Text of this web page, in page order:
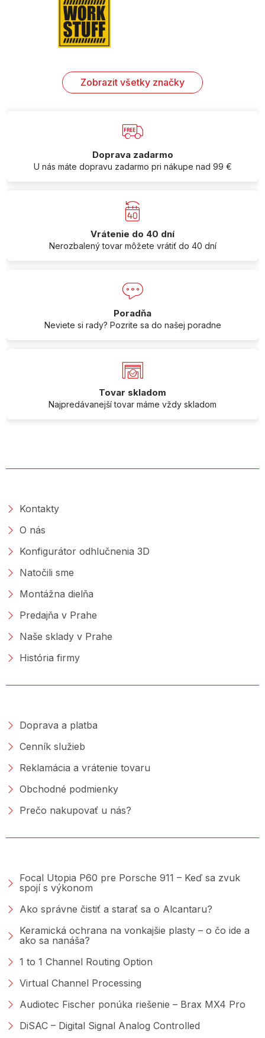
Zobrazit všetky značky
Doprava zadarmo
U nás máte dopravu zadarmo pri nákupe nad 99 €
Vrátenie do 40 dní
Nerozbalený tovar môžete vrátiť do 40 dní
Poradňa
Neviete si rady? Pozrite sa do našej poradne
Tovar skladom
Najpredávanejší tovar máme vždy skladom
Kontakty
O nás
Konfigurátor odhlučnenia 3D
Natočili sme
Montážna dielňa
Predajňa v Prahe
Naše sklady v Prahe
História firmy
Doprava a platba
Cenník služieb
Reklamácia a vrátenie tovaru
Obchodné podmienky
Prečo nakupovať u nás?
Focal Utopia P60 pre Porsche 911 – Keď sa zvuk
spojí s výkonom
Ako správne čistiť a starať sa o Alcantaru?
Keramická ochrana na vonkajšie plasty – o čo ide a
ako sa nanáša?
1 to 1 Channel Routing Option
Virtual Channel Processing
Audiotec Fischer ponúka riešenie – Brax MX4 Pro
DiSAC – Digital Signal Analog Controlled